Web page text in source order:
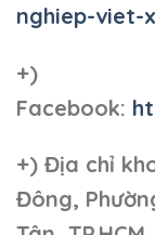
nghiep-viet-
+)
Facebook:
+) Địa chỉ
Đông,